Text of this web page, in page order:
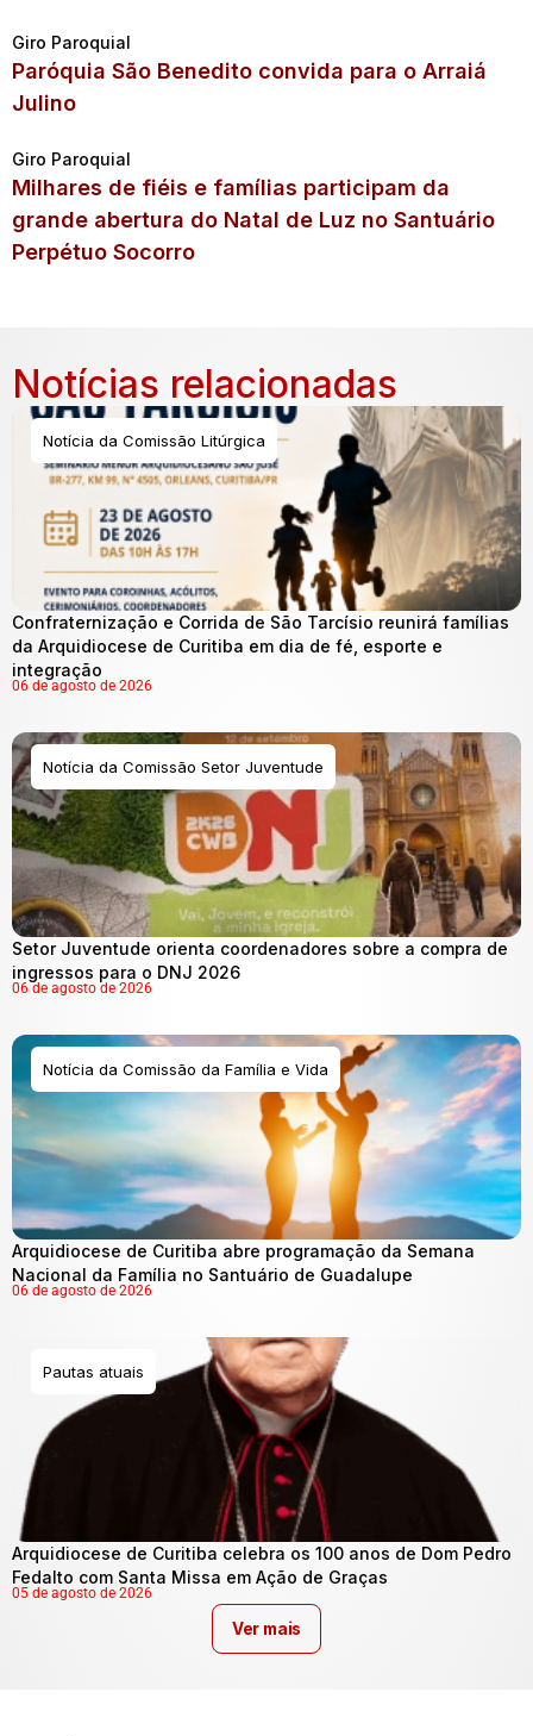
Giro Paroquial
Paróquia São Benedito convida para o Arraiá
Julino
Giro Paroquial
Milhares de fiéis e famílias participam da
grande abertura do Natal de Luz no Santuário
Perpétuo Socorro
Notícias relacionadas
Notícia da Comissão Litúrgica
Confraternização e Corrida de São Tarcísio reunirá famílias
da Arquidiocese de Curitiba em dia de fé, esporte e
integração
06 de agosto de 2026
Notícia da Comissão Setor Juventude
Setor Juventude orienta coordenadores sobre a compra de
ingressos para o DNJ 2026
06 de agosto de 2026
Notícia da Comissão da Família e Vida
Arquidiocese de Curitiba abre programação da Semana
Nacional da Família no Santuário de Guadalupe
06 de agosto de 2026
Pautas atuais
Arquidiocese de Curitiba celebra os 100 anos de Dom Pedro
Fedalto com Santa Missa em Ação de Graças
05 de agosto de 2026
Ver mais